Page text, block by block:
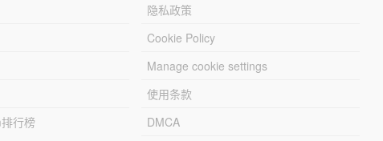
行榜
隐私政策
Cookie Policy
Manage cookie settings
使用条款
DMCA